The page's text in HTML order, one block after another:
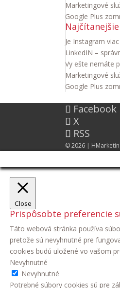
Marketingové
Google Plus
Najčítanejšie
Je Instagram
LinkedIN –
Vy ešte nemáte
Marketingové
Google Plus
Facebook
X
RSS
© 2026 |
Close
Prispôsobte preferencie
Táto webová stránka používa
pretože sú nevyhnutné pre
cookies budú uložené vo vašom
Nevyhnutné
Nevyhnutné
Potrebné súbory cookies sú pre